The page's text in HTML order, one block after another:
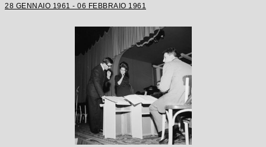
28 GENNAIO 1961 - 06 FEBBRAIO 1961